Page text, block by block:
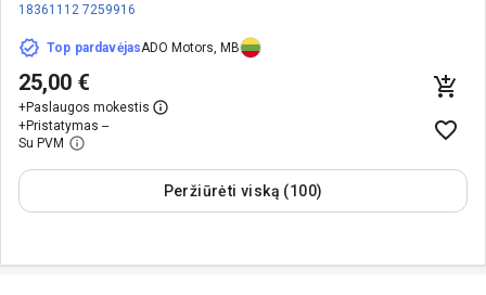
18361112 7259916
Top pardavėjasADO Motors, MB
25,00 €
+Paslaugos mokestis
+Pristatymas --
Su PVM
Peržiūrėti viską (100)